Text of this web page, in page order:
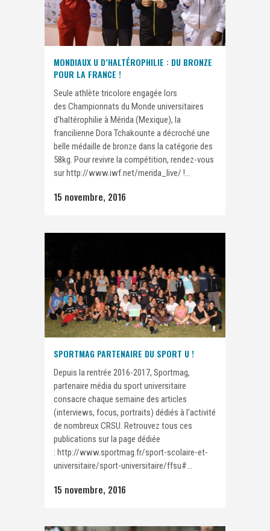
MONDIAUX U D’HALTÉROPHILIE : DU BRONZE
POUR LA FRANCE !
Seule athlète tricolore engagée lors
des Championnats du Monde universitaires
d'haltérophilie à Mérida (Mexique), la
francilienne Dora Tchakounte a décroché une
belle médaille de bronze dans la catégorie des
58kg. Pour revivre la compétition, rendez-vous
sur http://www.iwf.net/merida_live/ !...
15 novembre, 2016
SPORTMAG PARTENAIRE DU SPORT U !
Depuis la rentrée 2016-2017, Sportmag,
partenaire média du sport universitaire
consacre chaque semaine des articles
(interviews, focus, portraits) dédiés à l'activité
de nombreux CRSU. Retrouvez tous ces
publications sur la page dédiée
: http://www.sportmag.fr/sport-scolaire-et-
universitaire/sport-universitaire/ffsu#...
15 novembre, 2016